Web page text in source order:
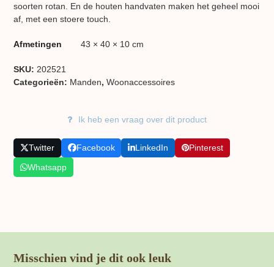
soorten rotan. En de houten handvaten maken het geheel mooi
af, met een stoere touch.
Afmetingen 43 × 40 × 10 cm
SKU: 202521
Categorieën: Manden,Woon​accessoires
Ik heb een vraag over dit product
Twitter Facebook LinkedIn
Pinterest
Whatsapp
Misschien vind je dit ook leuk